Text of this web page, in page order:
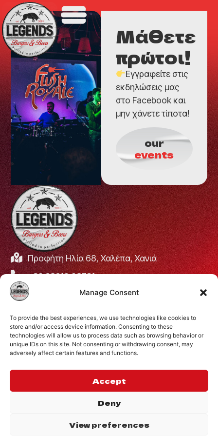
Manage Consent
To provide the best experiences, we use technologies like cookies to
store and/or access device information. Consenting to these
technologies will allow us to process data such as browsing behavior or
unique IDs on this site. Not consenting or withdrawing consent, may
adversely affect certain features and functions.
Accept
Deny
View preferences
Μάθετε
πρώτοι!
Εγγραφείτε στις
εκδηλώσεις μας
στο Facebook και
μην χάνετε τίποτα!
our
events
Προφήτη Ηλία 68, Χαλέπα, Χανιά
+30 28210 08731
info@legendsburgers.gr
Δευτέρα με Παρασκευή16:00 – 24:00
Σάββατο14:00 – 24:00
Κυριακή12:00 – 24:00
ΣΥΝΔΕΘΕΙΤΕ ΜΑΖΙ
©2024 Legends.Privacy Policy. Website by